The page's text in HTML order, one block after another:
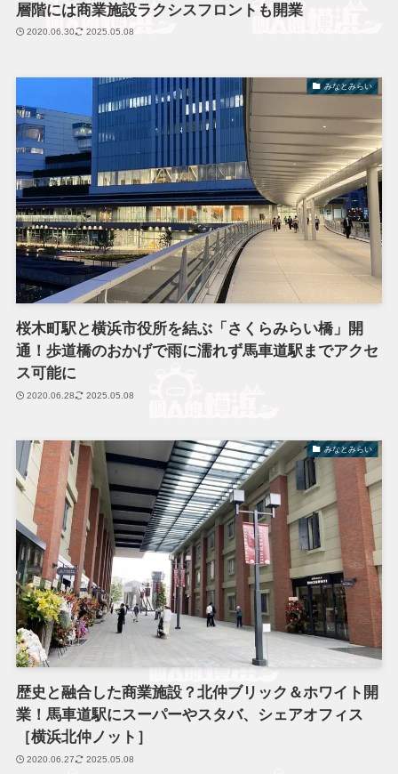
層階には商業施設ラクシスフロントも開業
2020.06.30 2025.05.08
みなとみらい
桜木町駅と横浜市役所を結ぶ「さくらみらい橋」開
通！歩道橋のおかげで雨に濡れず馬車道駅までアクセ
ス可能に
2020.06.28 2025.05.08
みなとみらい
歴史と融合した商業施設？北仲ブリック＆ホワイト開
業！馬車道駅にスーパーやスタバ、シェアオフィス
［横浜北仲ノット］
2020.06.27 2025.05.08